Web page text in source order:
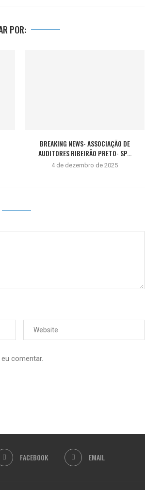
POR:
BREAKING NEWS- ASSOCIAÇÃO DE
AUDITORES RIBEIRÃO PRETO- SP...
4 de dezembro de 2025
comentar.
FACEBOOK EMAIL